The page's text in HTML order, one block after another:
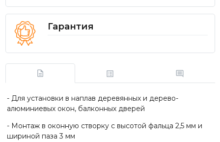
Гарантия
- Для установки в наплав деревянных и дерево-
алюминиевых окон, балконных дверей
- Монтаж в оконную створку с высотой фальца 2,5 мм и
шириной паза 3 мм